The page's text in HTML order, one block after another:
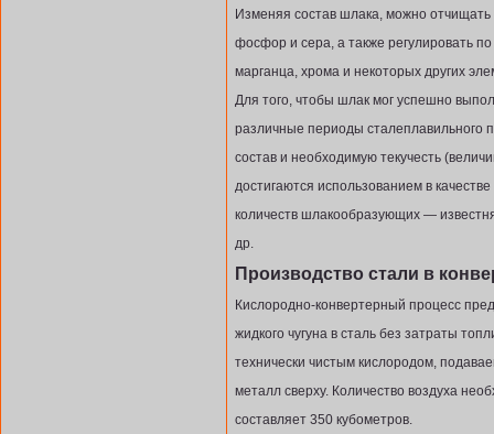
Изменяя состав шлака, можно
фосфор и сера, а также регулировать
марганца, хрома и некоторых других
Для того, чтобы шлак мог успешно
различные периоды сталеплавильного
состав и необходимую текучесть
достигаются использованием в
количеств шлакообразующих —
др.
Производство стали в
Кислородно-конвертерный процесс
жидкого чугуна в сталь без затраты
технически чистым кислородом,
металл сверху. Количество воздуха
составляет 350 кубометров.